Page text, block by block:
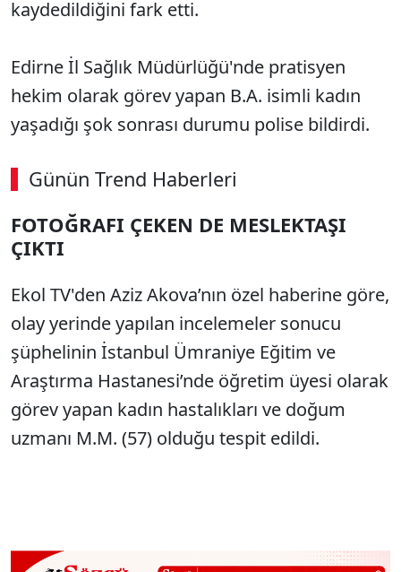
kaydedildiğini fark etti.
Edirne İl Sağlık Müdürlüğü'nde pratisyen
hekim olarak görev yapan B.A. isimli kadın
yaşadığı şok sonrası durumu polise bildirdi.
Günün Trend Haberleri
FOTOĞRAFI ÇEKEN DE MESLEKTAŞI
ÇIKTI
Ekol TV'den Aziz Akova’nın özel haberine göre,
olay yerinde yapılan incelemeler sonucu
şüphelinin İstanbul Ümraniye Eğitim ve
Araştırma Hastanesi’nde öğretim üyesi olarak
görev yapan kadın hastalıkları ve doğum
uzmanı M.M. (57) olduğu tespit edildi.